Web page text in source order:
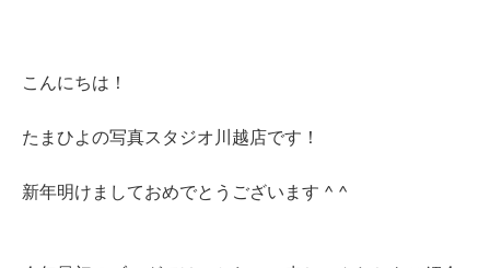
こんにちは！
たまひよの写真スタジオ川越店です！
新年明けましておめでとうございます ^ ^